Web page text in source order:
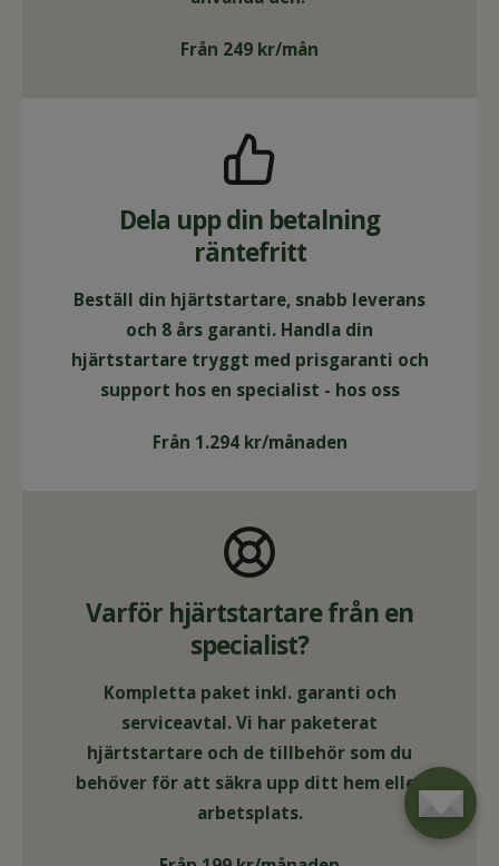
Från 249 kr/mån
Dela upp din betalning
räntefritt
Beställ din hjärtstartare, snabb leverans
och 8 års garanti. Handla din
hjärtstartare tryggt med prisgaranti och
support hos en specialist - hos oss
Från 1.294 kr/månaden
Varför hjärtstartare från en
specialist?
Kompletta paket inkl. garanti och
serviceavtal. Vi har paketerat
hjärtstartare och de tillbehör som du
behöver för att säkra upp ditt hem eller
arbetsplats.